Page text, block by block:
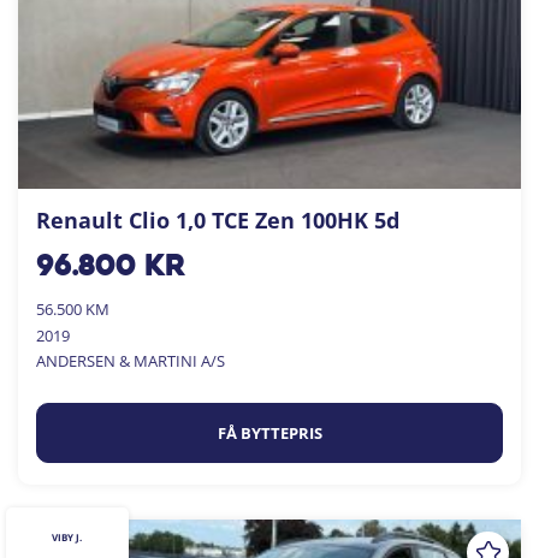
Renault Clio 1,0 TCE Zen 100HK 5d
96.800kr
56.500 KM
2019
ANDERSEN & MARTINI A/S
FÅ BYTTEPRIS
VIBY J.